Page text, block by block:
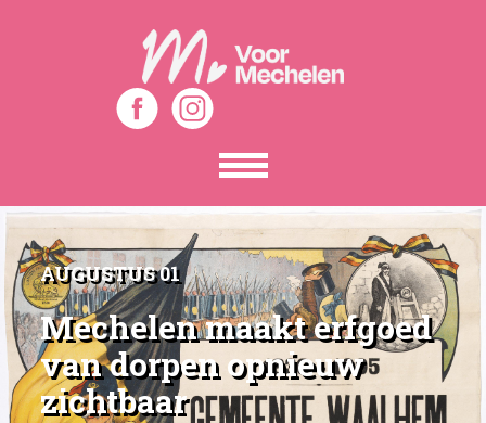
Toon
het
menu
AUGUSTUS 01
Mechelen maakt erfgoed
van dorpen opnieuw
zichtbaar